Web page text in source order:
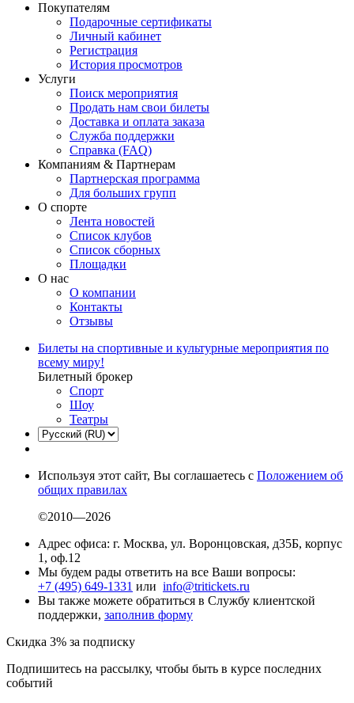
Покупателям
Подарочные сертификаты
Личный кабинет
Регистрация
История просмотров
Услуги
Поиск мероприятия
Продать нам свои билеты
Доставка и оплата заказа
Служба поддержки
Справка (FAQ)
Компаниям & Партнерам
Партнерская программа
Для больших групп
О спорте
Лента новостей
Список клубов
Список сборных
Площадки
О нас
О компании
Контакты
Отзывы
Билеты на спортивные и культурные мероприятия по
всему миру!
Билетный брокер
Спорт
Шоу
Театры
Используя этот сайт, Вы соглашаетесь с Положением об
общих правилах
©2010—2026
Адрес офиса: г. Москва, ул. Воронцовская, д35Б, корпус
1, оф.12
Мы будем рады ответить на все Ваши вопросы:
+7 (495) 649-1331 или info@tritickets.ru
Вы также можете обратиться в Службу клиентской
поддержки, заполнив форму
Скидка 3% за подписку
Подпишитесь на рассылку, чтобы быть в курсе последних
событий